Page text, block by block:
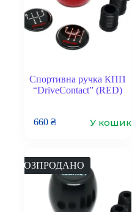
Спортивна ручка КПП
“DriveContact” (RED)
660₴ У кошик
РОЗПРОДАНО